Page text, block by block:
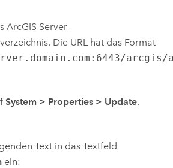
ArcGIS Server-
Die URL hat das Format
arcgis/
System > Properties > Update.
Text in das Textfeld
ein: